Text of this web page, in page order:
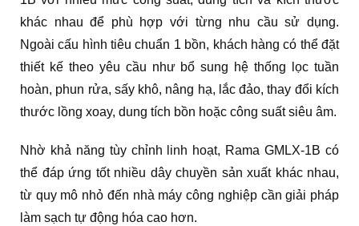
khác nhau để phù hợp với từng nhu cầu sử dụng.
Ngoài cấu hình tiêu chuẩn 1 bồn, khách hàng có thể đặt
thiết kế theo yêu cầu như bổ sung hệ thống lọc tuần
hoàn, phun rửa, sấy khô, nâng hạ, lắc đảo, thay đổi kích
thước lồng xoay, dung tích bồn hoặc công suất siêu âm.
Nhờ khả năng tùy chỉnh linh hoạt, Rama GMLX-1B có
thể đáp ứng tốt nhiều dây chuyền sản xuất khác nhau,
từ quy mô nhỏ đến nhà máy công nghiệp cần giải pháp
làm sạch tự động hóa cao hơn.